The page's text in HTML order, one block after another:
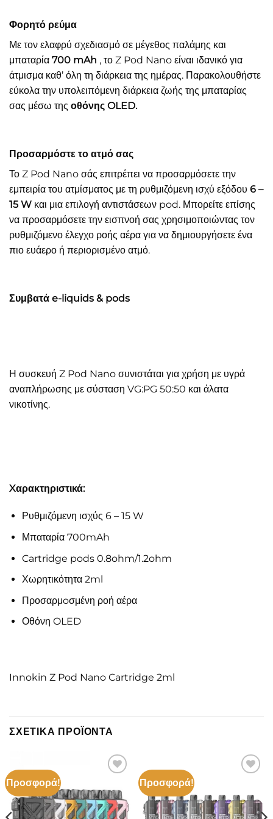
Φορητό ρεύμα
Με τον ελαφρύ σχεδιασμό σε μέγεθος παλάμης και
μπαταρία 700 mAh , το Z Pod Nano είναι ιδανικό για
άτμισμα καθ’ όλη τη διάρκεια της ημέρας. Παρακολουθήστε
εύκολα την υπολειπόμενη διάρκεια ζωής της μπαταρίας
σας μέσω της οθόνης OLED.
Προσαρμόστε το ατμό σας
Το Z Pod Nano σάς επιτρέπει να προσαρμόσετε την
εμπειρία του ατμίσματος με τη ρυθμιζόμενη ισχύ εξόδου 6 –
15 W και μια επιλογή αντιστάσεων pod. Μπορείτε επίσης
να προσαρμόσετε την εισπνοή σας χρησιμοποιώντας τον
ρυθμιζόμενο έλεγχο ροής αέρα για να δημιουργήσετε ένα
πιο ευάερο ή περιορισμένο ατμό.
Συμβατά e-liquids & pods
Η συσκευή Z Pod Nano συνιστάται για χρήση με υγρά
αναπλήρωσης με σύσταση VG:PG 50:50 και άλατα
νικοτίνης.
Xαρακτηριστικά:
Ρυθμιζόμενη ισχύς 6 – 15 W
Μπαταρία 700mAh
Cartridge pods 0.8ohm/1.2ohm
Χωρητικότητα 2ml
Προσαρμoσμένη ροή αέρα
Οθόνη OLED
Innokin Z Pod Nano Cartridge 2ml
ΣΧΕΤΙΚΆ ΠΡΟΪΌΝΤΑ
Προσφορά!
στην λίστα
επιθυμιών
Προσφορά!
επιθυμιών